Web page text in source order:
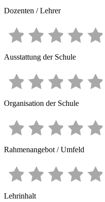
Dozenten / Lehrer
Ausstattung der Schule
Organisation der Schule
Rahmenangebot / Umfeld
Lehrinhalt